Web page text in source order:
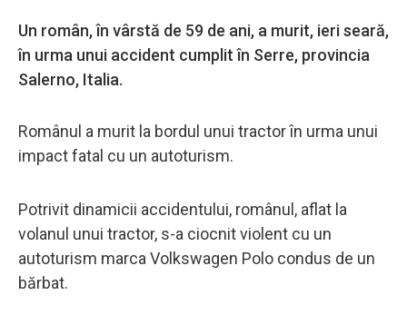
Un român, în vârstă de 59 de ani, a murit, ieri seară,
în urma unui accident cumplit în Serre, provincia
Salerno, Italia.
Românul a murit la bordul unui tractor în urma unui
impact fatal cu un autoturism.
Potrivit dinamicii accidentului, românul, aflat la
volanul unui tractor, s-a ciocnit violent cu un
autoturism marca Volkswagen Polo condus de un
bărbat.